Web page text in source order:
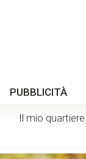
PUBBLICITÀ
Il mio quartiere